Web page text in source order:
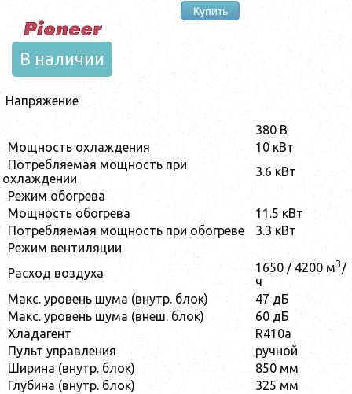
Купить
В наличии
Напряжение
380 В
Мощность охлаждения
10 кВт
Потребляемая мощность при
охлаждении
3.6 кВт
Режим обогрева
Мощность обогрева
11.5 кВт
Потребляемая мощность при обогреве
3.3 кВт
Режим вентиляции
Расход воздуха
1650 / 4200 м3 /
ч
Макс. уровень шума (внутр. блок)
47 дБ
Макс. уровень шума (внеш. блок)
60 дБ
Хладагент
R410a
Пульт управления
ручной
Ширина (внутр. блок)
850 мм
Глубина (внутр. блок)
325 мм